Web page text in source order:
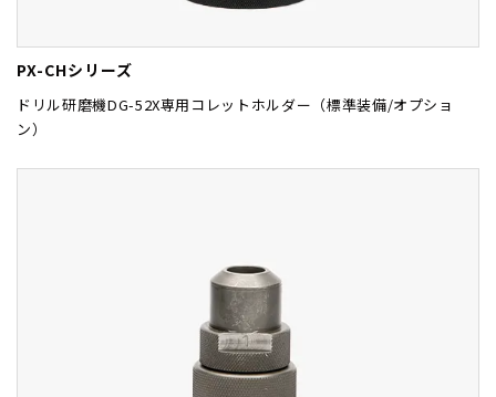
PX-CHシリーズ
ドリル研磨機DG-52X専用コレットホルダー（標準装備/オプショ
ン）